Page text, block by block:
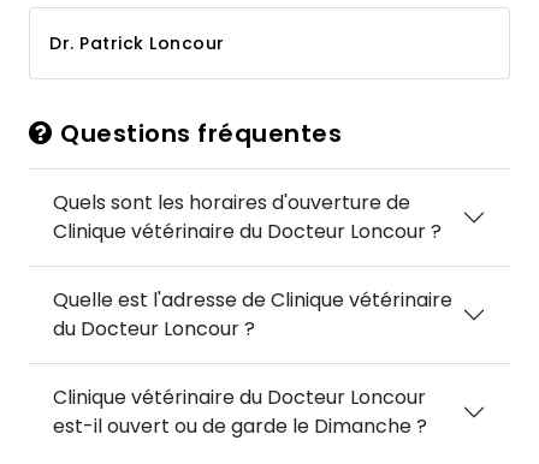
Dr. Patrick Loncour
Questions fréquentes
Quels sont les horaires d'ouverture de
Clinique vétérinaire du Docteur Loncour ?
Quelle est l'adresse de Clinique vétérinaire
du Docteur Loncour ?
Clinique vétérinaire du Docteur Loncour
est-il ouvert ou de garde le Dimanche ?